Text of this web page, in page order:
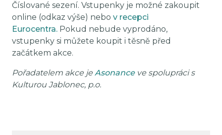
Číslované sezení. Vstupenky je možné zakoupit
online (odkaz výše) nebo v recepci
Eurocentra. Pokud nebude vyprodáno,
vstupenky si můžete koupit i těsně před
začátkem akce.
Pořadatelem akce je Asonanceve spolupráci s
Kulturou Jablonec, p.o.